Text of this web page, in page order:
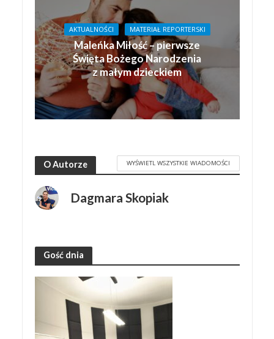
AKTUALNOŚCI MATERIAŁ REPORTERSKI
Maleńka Miłość – pierwsze
Święta Bożego Narodzenia
z małym dzieckiem
O Autorze WYŚWIETL WSZYSTKIE WIADOMOŚCI
Dagmara Skopiak
Gość dnia